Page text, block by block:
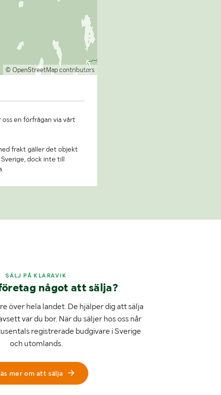
© OpenStreetMap contributors
en förfrågan via vårt
frakt gäller det objekt
dock inte till
SÄLJ PÅ KLARAVIK
något att sälja?
över hela landet. De hjälper dig att sälja
var du bor. När du säljer hos oss når
registrerade budgivare i Sverige
och utomlands.
mer om att sälja